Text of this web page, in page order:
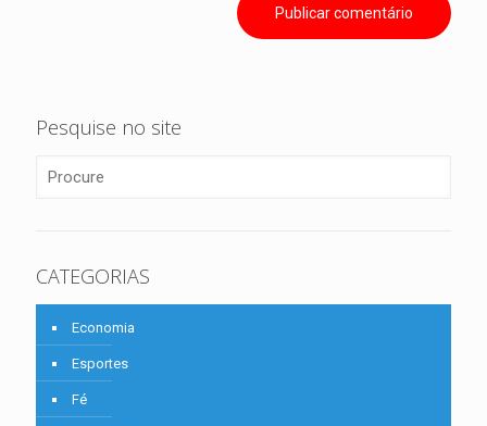
Pesquise no site
CATEGORIAS
Economia
Esportes
Fé